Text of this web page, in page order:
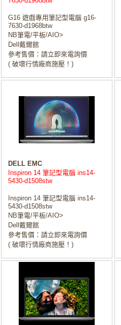
G16 遊戲專用筆記型電腦 g16-
7630-d1968btw
NB筆電/平板/AIO>
Dell戴爾館
參考售價：請立即來電詢價
( 破壞行情廠商施壓！)
DELL EMC
Inspiron 14 筆記型電腦 ins14-
5430-d1508stw
Inspiron 14 筆記型電腦 ins14-
5430-d1508stw
NB筆電/平板/AIO>
Dell戴爾館
參考售價：請立即來電詢價
( 破壞行情廠商施壓！)